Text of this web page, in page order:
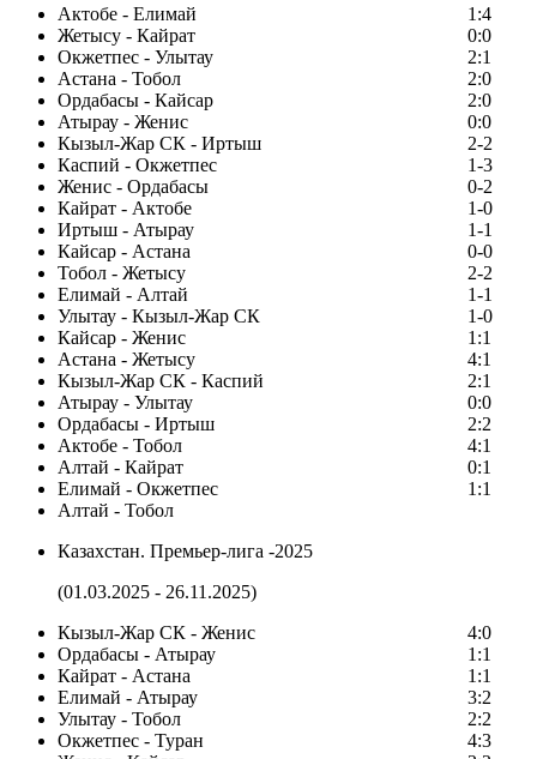
Актобе - Елимай
1:4
Жетысу - Кайрат
0:0
Окжетпес - Улытау
2:1
Астана - Тобол
2:0
Ордабасы - Кайсар
2:0
Атырау - Женис
0:0
Кызыл-Жар СК - Иртыш
2-2
Каспий - Окжетпес
1-3
Женис - Ордабасы
0-2
Кайрат - Актобе
1-0
Иртыш - Атырау
1-1
Кайсар - Астана
0-0
Тобол - Жетысу
2-2
Елимай - Алтай
1-1
Улытау - Кызыл-Жар СК
1-0
Кайсар - Женис
1:1
Астана - Жетысу
4:1
Кызыл-Жар СК - Каспий
2:1
Атырау - Улытау
0:0
Ордабасы - Иртыш
2:2
Актобе - Тобол
4:1
Алтай - Кайрат
0:1
Елимай - Окжетпес
1:1
Алтай - Тобол
Казахстан. Премьер-лига -2025
(01.03.2025 - 26.11.2025)
Кызыл-Жар СК - Женис
4:0
Ордабасы - Атырау
1:1
Кайрат - Астана
1:1
Елимай - Атырау
3:2
Улытау - Тобол
2:2
Окжетпес - Туран
4:3